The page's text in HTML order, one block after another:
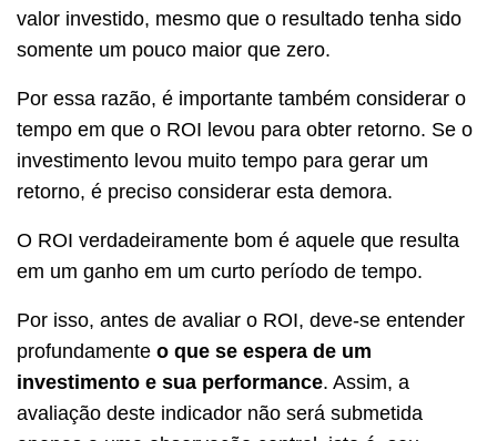
valor investido, mesmo que o resultado tenha sido
somente um pouco maior que zero.
Por essa razão, é importante também considerar o
tempo em que o ROI levou para obter retorno. Se o
investimento levou muito tempo para gerar um
retorno, é preciso considerar esta demora.
O ROI verdadeiramente bom é aquele que resulta
em um ganho em um curto período de tempo.
Por isso, antes de avaliar o ROI, deve-se entender
profundamente o que se espera de um
investimento e sua performance. Assim, a
avaliação deste indicador não será submetida